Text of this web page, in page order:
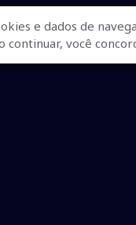
e dados de
continuar, você